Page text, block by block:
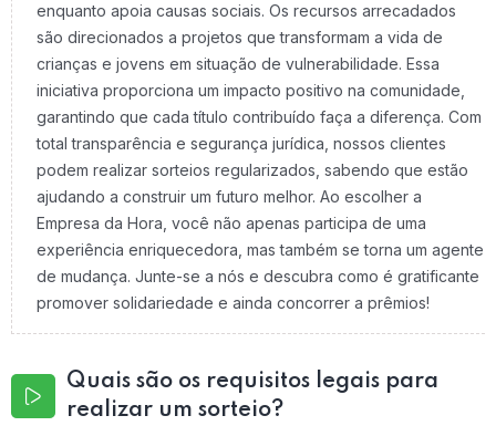
enquanto apoia causas sociais. Os recursos arrecadados
são direcionados a projetos que transformam a vida de
crianças e jovens em situação de vulnerabilidade. Essa
iniciativa proporciona um impacto positivo na comunidade,
garantindo que cada título contribuído faça a diferença. Com
total transparência e segurança jurídica, nossos clientes
podem realizar sorteios regularizados, sabendo que estão
ajudando a construir um futuro melhor. Ao escolher a
Empresa da Hora, você não apenas participa de uma
experiência enriquecedora, mas também se torna um agente
de mudança. Junte-se a nós e descubra como é gratificante
promover solidariedade e ainda concorrer a prêmios!
Quais são os requisitos legais para
realizar um sorteio?